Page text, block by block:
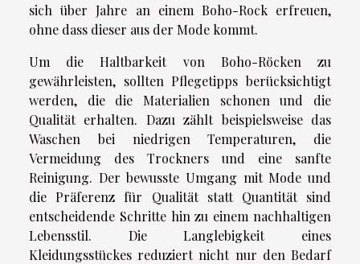
sich über Jahre an einem Boho-Rock erfreuen,
ohne dass dieser aus der Mode kommt.
Um die Haltbarkeit von Boho-Röcken zu
gewährleisten, sollten Pflegetipps berücksichtigt
werden, die die Materialien schonen und die
Qualität erhalten. Dazu zählt beispielsweise das
Waschen bei niedrigen Temperaturen, die
Vermeidung des Trockners und eine sanfte
Reinigung. Der bewusste Umgang mit Mode und
die Präferenz für Qualität statt Quantität sind
entscheidende Schritte hin zu einem nachhaltigen
Lebensstil. Die Langlebigkeit eines
Kleidungsstückes reduziert nicht nur den Bedarf